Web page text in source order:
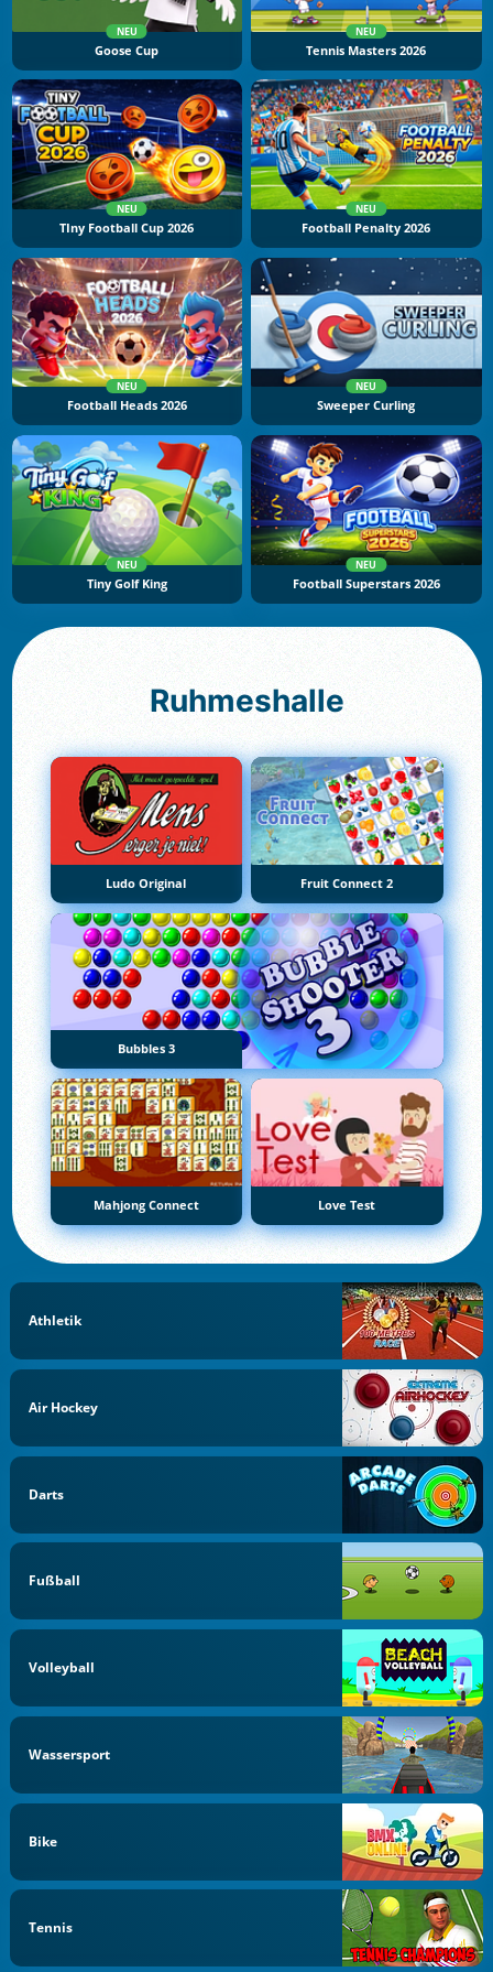
NEU
Goose Cup
NEU
Tennis Masters 2026
NEU
TIny Football Cup 2026
NEU
Football Penalty 2026
NEU
Football Heads 2026
NEU
Sweeper Curling
NEU
Tiny Golf King
NEU
Football Superstars 2026
Ruhmeshalle
Ludo Original Fruit Connect 2
Bubbles 3
Mahjong Connect Love Test
Athletik
Air Hockey
Darts
Fußball
Volleyball
Wassersport
Bike
Tennis